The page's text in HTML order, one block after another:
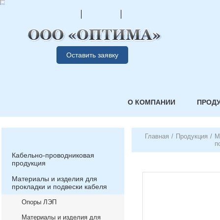
Оставить заявку
О КОМПАНИИ
Кабельно-проводниковая
продукция
Материалы и изделия для
прокладки и подвески кабеля
Опоры ЛЭП
Материалы и изделия для
Главная / Продукция /